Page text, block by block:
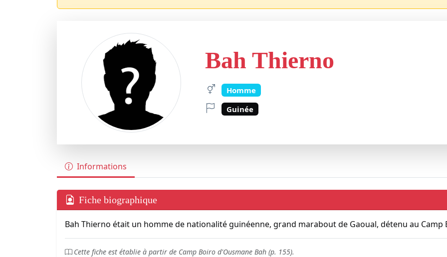
Bah Thierno
Homme
Guinée
Informations
Fiche biographique
Bah Thierno était un homme de nationalité guinéenne, grand marabout de Gaoual, détenu au Camp
Cette fiche est établie à partir de Camp Boiro d'Ousmane Bah (p. 155).